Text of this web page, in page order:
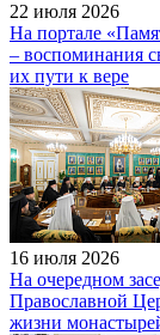
22 июля 2026
На портале
– воспоминания
их пути к вере
16 июля 2026
На очередном
Православной
жизни